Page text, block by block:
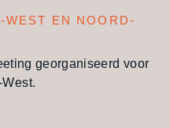
EN NOORD-
georganiseerd voor